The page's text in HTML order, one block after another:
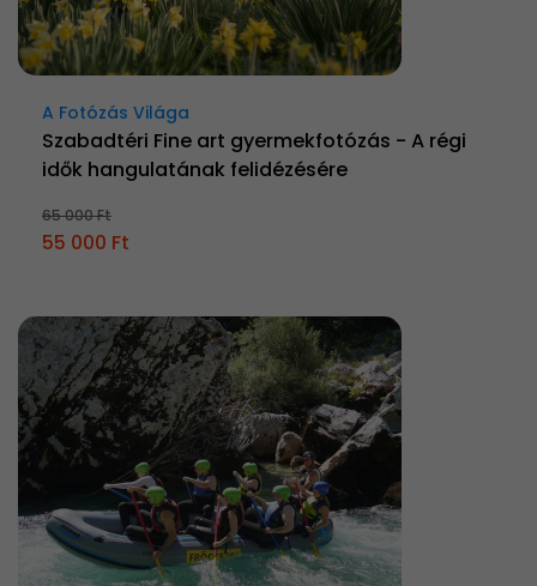
A Fotózás Világa
Szabadtéri Fine art gyermekfotózás - A régi
idők hangulatának felidézésére
65 000 Ft
55 000 Ft